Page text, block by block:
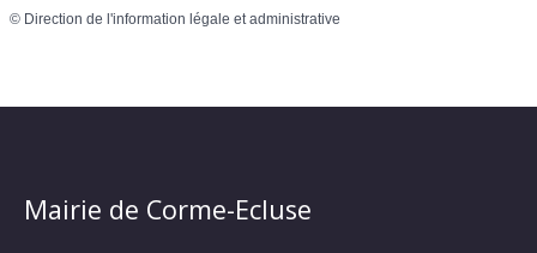
© Direction de l'information légale et administrative
Mairie de Corme-Ecluse